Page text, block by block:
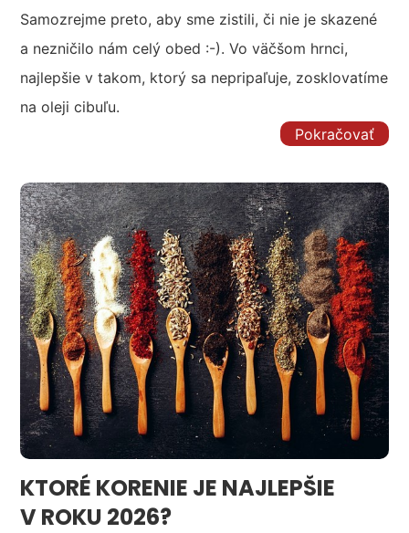
Samozrejme preto, aby sme zistili, či nie je skazené
a nezničilo nám celý obed :-). Vo väčšom hrnci,
najlepšie v takom, ktorý sa nepripaľuje, zosklovatíme
na oleji cibuľu.
Pokračovať
KTORÉ KORENIE JE NAJLEPŠIE
V ROKU 2026?